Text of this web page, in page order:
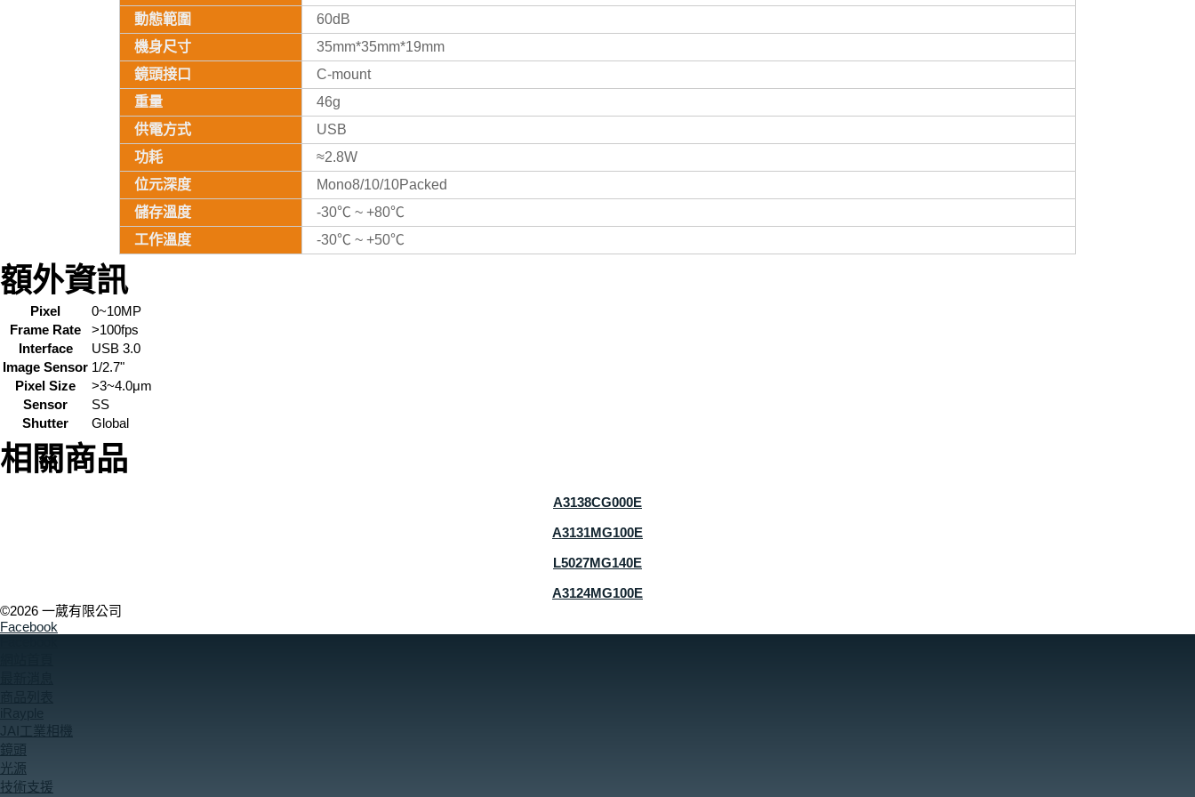
動態範圍
60dB
機身尺寸
35mm*35mm*19mm
鏡頭接口
C-mount
重量
46g
供電方式
USB
功耗
≈2.8W
位元深度
Mono8/10/10Packed
儲存溫度
-30℃ ~ +80℃
工作溫度
-30℃ ~ +50℃
額外資訊
Pixel
0~10MP
Frame Rate
>100fps
Interface
USB 3.0
Image Sensor 1/2.7"
Pixel Size
>3~4.0μm
Sensor
SS
Shutter
Global
相關商品
A3138CG000E
A3131MG100E
L5027MG140E
A3124MG100E
©2026 一葳有限公司
Facebook
JAI工業相機
鏡頭
光源
技術支援